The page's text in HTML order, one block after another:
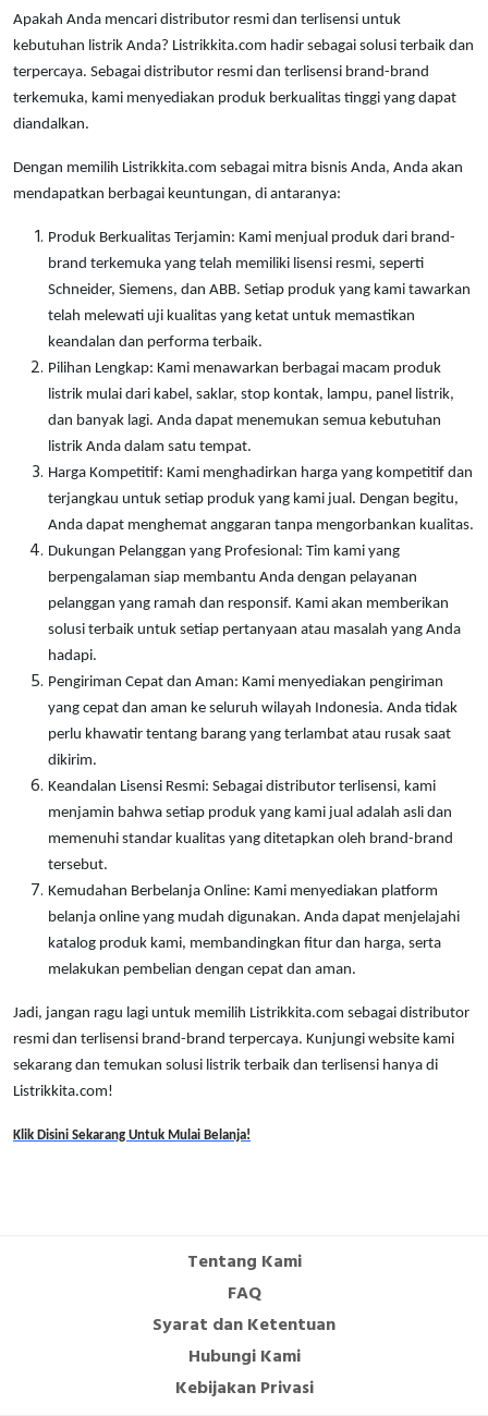
Interactive Flat Panel (IFP)
Extension Power Socket
Vacuum
EcoStruxure Terminal Expert
Pendant / Crane Controller
Panel Kendali
Selector Iluminasi
Flash Buzzers
Joystick Controller
Foot Switch
Tower Light
Accessories
Exlhoist / Wireless Crane Controller
Cable Operated Switch
Signalling Columns
Safety Sensors
Pressure Switch
Ultrasonic & Rotary Encoder
Limit Switch
Inductive Sensors
Photoelectric
Cam Switch
Capacitive Sensors
Safety Switch
Radio Frequency
Terminal Block
Engsel / Hinge
Industrial Plug & Socket
Busbar
MCB Box
Motion Sensors
Accessories
Accessories Elektrikal
Empty Box
Panel Box
Inverter
FRENIC
Electric Motor
Accessories
Testers
Compact Data Loggers
Field Measuring
Apakah Anda mencari distributor resmi dan terlisensi untuk
kebutuhan listrik Anda? Listrikkita.com hadir sebagai solusi terbaik dan
terpercaya. Sebagai distributor resmi dan terlisensi brand-brand
terkemuka, kami menyediakan produk berkualitas tinggi yang dapat
diandalkan.
Dengan memilih Listrikkita.com sebagai mitra bisnis Anda, Anda akan
mendapatkan berbagai keuntungan, di antaranya:
Produk Berkualitas Terjamin: Kami menjual produk dari brand-
brand terkemuka yang telah memiliki lisensi resmi, seperti
Schneider, Siemens, dan ABB. Setiap produk yang kami tawarkan
telah melewati uji kualitas yang ketat untuk memastikan
keandalan dan performa terbaik.
Pilihan Lengkap: Kami menawarkan berbagai macam produk
listrik mulai dari kabel, saklar, stop kontak, lampu, panel listrik,
dan banyak lagi. Anda dapat menemukan semua kebutuhan
listrik Anda dalam satu tempat.
Harga Kompetitif: Kami menghadirkan harga yang kompetitif dan
terjangkau untuk setiap produk yang kami jual. Dengan begitu,
Anda dapat menghemat anggaran tanpa mengorbankan kualitas.
Dukungan Pelanggan yang Profesional: Tim kami yang
berpengalaman siap membantu Anda dengan pelayanan
pelanggan yang ramah dan responsif. Kami akan memberikan
solusi terbaik untuk setiap pertanyaan atau masalah yang Anda
hadapi.
Pengiriman Cepat dan Aman: Kami menyediakan pengiriman
yang cepat dan aman ke seluruh wilayah Indonesia. Anda tidak
perlu khawatir tentang barang yang terlambat atau rusak saat
dikirim.
Keandalan Lisensi Resmi: Sebagai distributor terlisensi, kami
menjamin bahwa setiap produk yang kami jual adalah asli dan
memenuhi standar kualitas yang ditetapkan oleh brand-brand
tersebut.
Kemudahan Berbelanja Online: Kami menyediakan platform
belanja online yang mudah digunakan. Anda dapat menjelajahi
katalog produk kami, membandingkan fitur dan harga, serta
melakukan pembelian dengan cepat dan aman.
Jadi, jangan ragu lagi untuk memilih Listrikkita.com sebagai distributor
resmi dan terlisensi brand-brand terpercaya. Kunjungi website kami
sekarang dan temukan solusi listrik terbaik dan terlisensi hanya di
Listrikkita.com!
Klik Disini Sekarang Untuk Mulai Belanja!
Tentang Kami
FAQ
Syarat dan Ketentuan
Hubungi Kami
Kebijakan Privasi